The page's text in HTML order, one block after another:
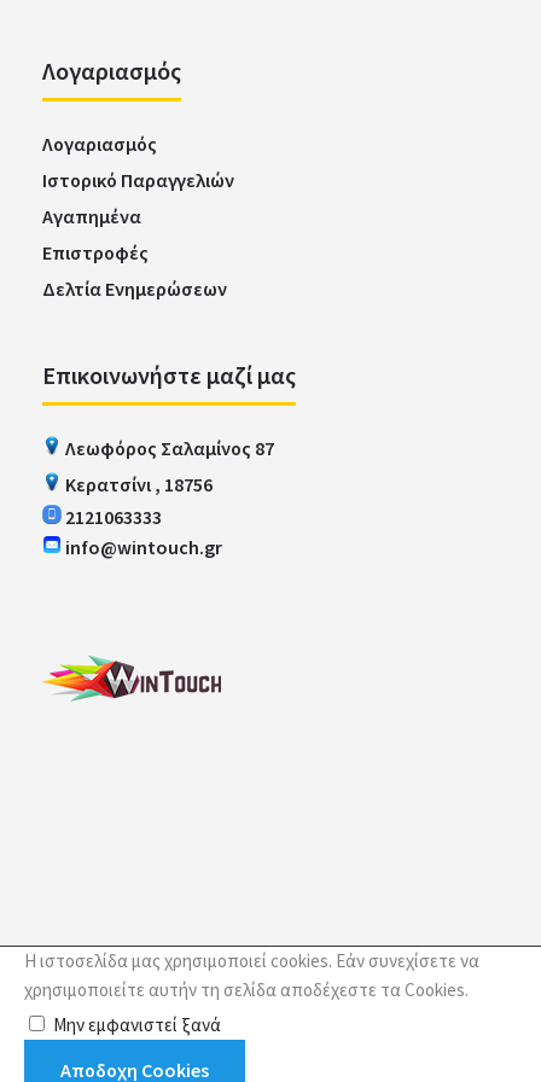
Η ιστοσελίδα μας χρησιμοποιεί cookies. Εάν συνεχίσετε να
χρησιμοποιείτε αυτήν τη σελίδα αποδέχεστε τα Cookies.
Μην εμφανιστεί ξανά
Αποδοχη Cookies
Panasonic KX-TG6811GB Μαύρο Ασύρματο
Τηλ.φωτ.οθόνη, ανοιχτή συν. Ελληνικό
Μενού
Panasonic KX-TG6811GB Μαύρο Ασύρματο Τηλ.φωτ.οθόνη, ανοιχτή
συν. Ελληνικό ΜενούΧαρακτηριστικάΟθόνηΜο..
Λογαριασμός
Λογαριασμός
Ιστορικό Παραγγελιών
Αγαπημένα
Επιστροφές
Δελτία Ενημερώσεων
Επικοινωνήστε μαζί μας
Λεωφόρος Σαλαμίνος 87
Κερατσίνι , 18756
2121063333
info@wintouch.gr